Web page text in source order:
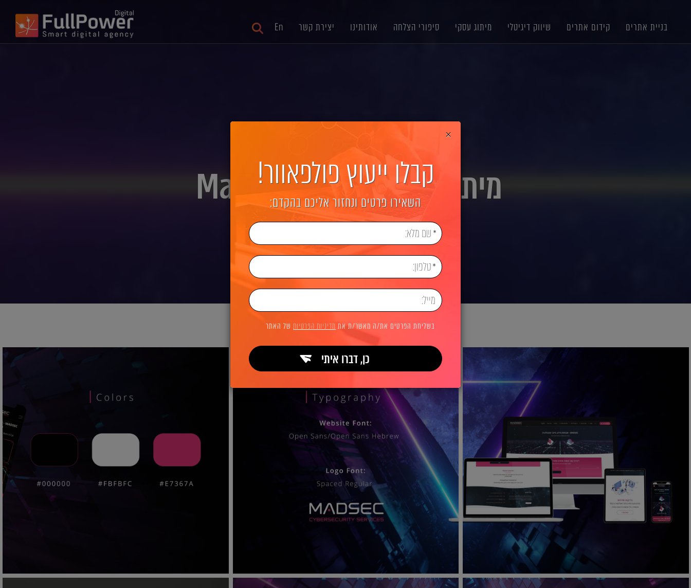
בניית אתרים קידום אתרים שיווק דיגיטלי מיתוג עסקי סיפורי הצלחה אודותינו יצירת קשר En
ראשי מיתוג עסקי מיתוג עסקי לחברת Madsec
מיתוג עסקי לחברת Madsec
×
קבלו ייעוץ פולפאוור!
השאירו פרטים ונחזור אליכם בהקדם:
בשליחת הפרטים את/ה מאשר/ת את מדיניות הפרטיותשל האתר
כן, דברו איתי